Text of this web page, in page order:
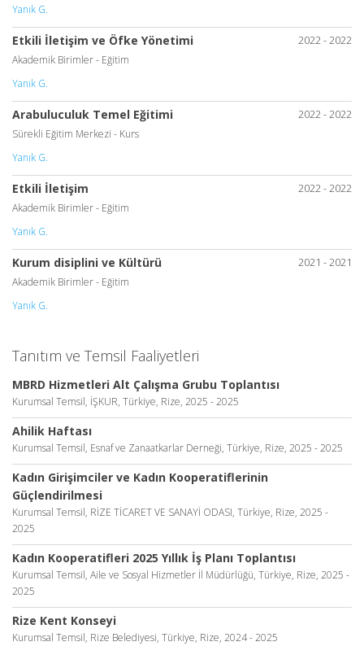
Yanık G.
2022 - 2022
Etkili İletişim ve Öfke Yönetimi
Akademik Birimler - Eğitim
Yanık G.
2022 - 2022
Arabuluculuk Temel Eğitimi
Sürekli Eğitim Merkezi - Kurs
Yanık G.
2022 - 2022
Etkili İletişim
Akademik Birimler - Eğitim
Yanık G.
2021 - 2021
Kurum disiplini ve Kültürü
Akademik Birimler - Eğitim
Yanık G.
Tanıtım ve Temsil Faaliyetleri
MBRD Hizmetleri Alt Çalışma Grubu Toplantısı
Kurumsal Temsil, İŞKUR, Türkiye, Rize, 2025 - 2025
Ahilik Haftası
Kurumsal Temsil, Esnaf ve Zanaatkarlar Derneği, Türkiye, Rize, 2025 - 2025
Kadın Girişimciler ve Kadın Kooperatiflerinin
Güçlendirilmesi
Kurumsal Temsil, RİZE TİCARET VE SANAYİ ODASI, Türkiye, Rize, 2025 -
2025
Kadın Kooperatifleri 2025 Yıllık İş Planı Toplantısı
Kurumsal Temsil, Aile ve Sosyal Hizmetler İl Müdürlüğü, Türkiye, Rize, 2025 -
2025
Rize Kent Konseyi
Kurumsal Temsil, Rize Belediyesi, Türkiye, Rize, 2024 - 2025